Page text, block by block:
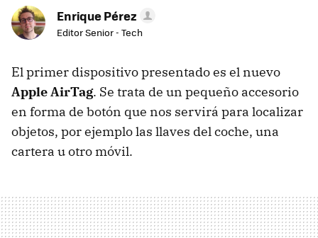
Enrique Pérez
Editor Senior - Tech
El primer dispositivo presentado es el nuevo
Apple AirTag. Se trata de un pequeño accesorio
en forma de botón que nos servirá para localizar
objetos, por ejemplo las llaves del coche, una
cartera u otro móvil.